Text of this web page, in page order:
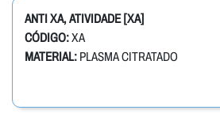
ANTI XA, ATIVIDADE [XA]
CÓDIGO:XA
MATERIAL: PLASMA CITRATADO